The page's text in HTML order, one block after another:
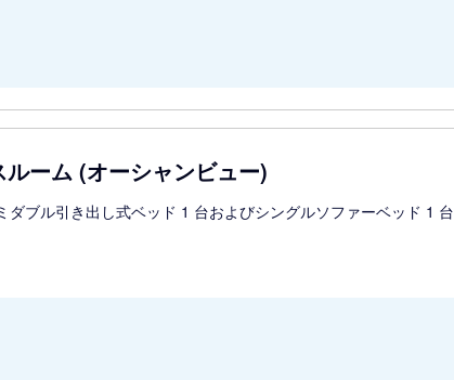
ルーム (オーシャンビュー)
ダブル引き出し式ベッド 1 台およびシングルソファーベッド 1 台